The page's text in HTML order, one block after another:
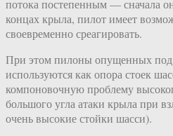
потока постепенным — сначала
концах крыла, пилот имеет
своевременно среагировать.
При этом пилоны опущенных под
используются как опора стоек
компоновочную проблему
большого угла атаки крыла при
очень высокие стойки шасси).